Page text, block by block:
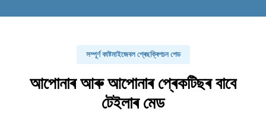
সম্পূৰ্ণ কাষ্টমাইজেবল প্ৰেছক্ৰিপচন পেড
আপোনাৰ আৰু আপোনাৰ প্ৰেকটিছৰ বাবে
টেইলাৰ মেড